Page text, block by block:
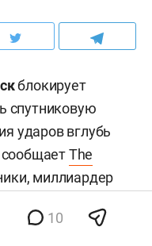
блокирует
спутниковую
ударов вглубь
сообщаетThe
миллиардер
просьбы
10